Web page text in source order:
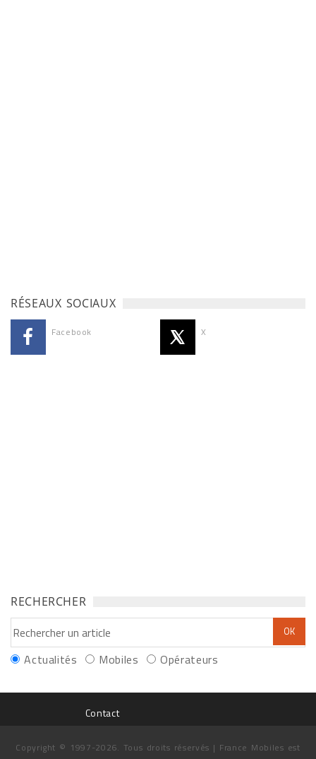
RÉSEAUX SOCIAUX
Facebook X
RECHERCHER
Actualités Mobiles Opérateurs
Contact
Copyright © 1997-2026. Tous droits réservés | France Mobiles est